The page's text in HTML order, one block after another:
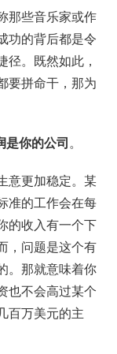
那些音乐家或作
功的背后都是令
径。既然如此，
要拼命干，那为
是你的公司 。
意更加稳定。某
准的工作会在每
的收入有一个下
，问题是这个有
。那就意味着你
也不会高过某个
百万美元的主